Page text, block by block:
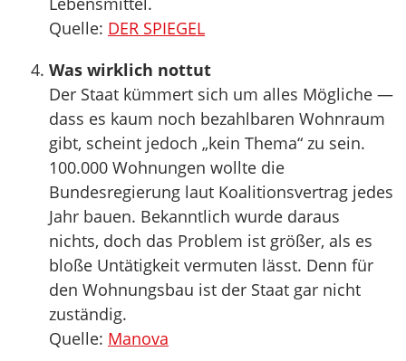
Quelle: DER SPIEGEL
Was wirklich nottut
Der Staat kümmert sich um alles Mögliche —
dass es kaum noch bezahlbaren Wohnraum
gibt, scheint jedoch „kein Thema“ zu sein.
100.000 Wohnungen wollte die
Bundesregierung laut Koalitionsvertrag jedes
Jahr bauen. Bekanntlich wurde daraus
nichts, doch das Problem ist größer, als es
bloße Untätigkeit vermuten lässt. Denn für
den Wohnungsbau ist der Staat gar nicht
zuständig.
Quelle: Manova